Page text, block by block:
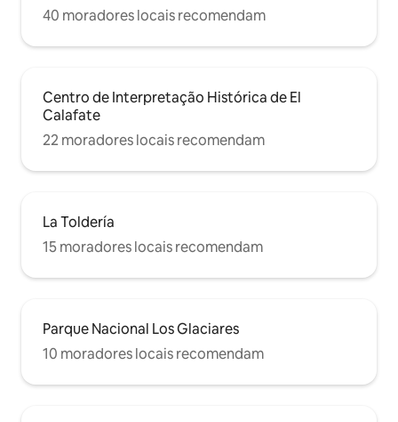
40 moradores locais recomendam
Centro de Interpretação Histórica de El
Calafate
22 moradores locais recomendam
La Toldería
15 moradores locais recomendam
Parque Nacional Los Glaciares
10 moradores locais recomendam